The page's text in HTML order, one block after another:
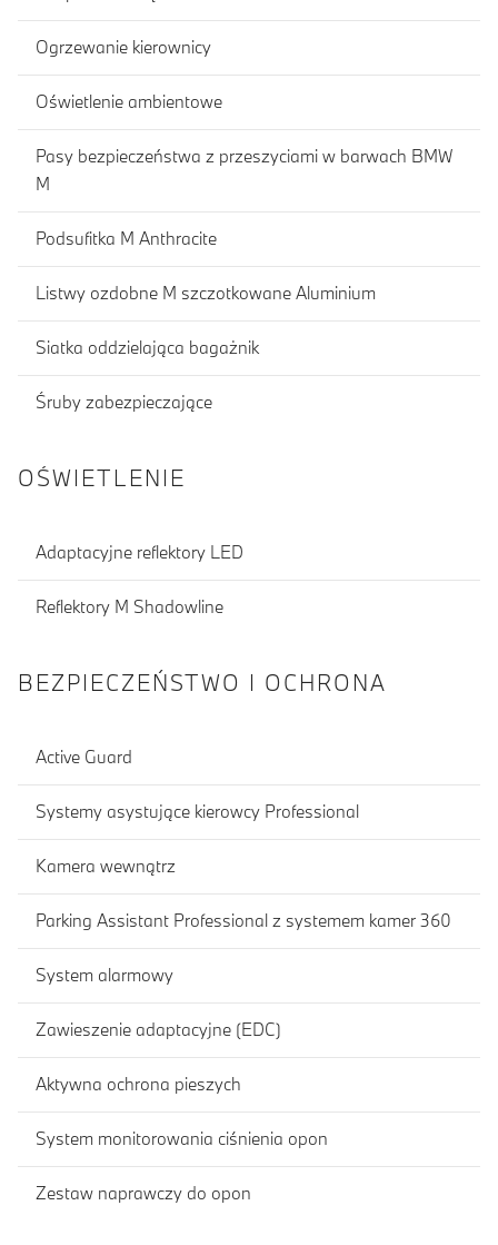
Ogrzewanie kierownicy
Oświetlenie ambientowe
Pasy bezpieczeństwa z przeszyciami w barwach BMW
M
Podsufitka M Anthracite
Listwy ozdobne M szczotkowane Aluminium
Siatka oddzielająca bagażnik
Śruby zabezpieczające
OŚWIETLENIE
Adaptacyjne reflektory LED
Reflektory M Shadowline
BEZPIECZEŃSTWO I OCHRONA
Active Guard
Systemy asystujące kierowcy Professional
Kamera wewnątrz
Parking Assistant Professional z systemem kamer 360
System alarmowy
Zawieszenie adaptacyjne (EDC)
Aktywna ochrona pieszych
System monitorowania ciśnienia opon
Zestaw naprawczy do opon